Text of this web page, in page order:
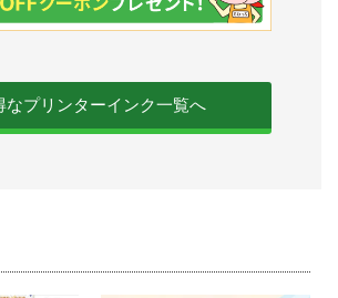
なプリンターインク一覧へ